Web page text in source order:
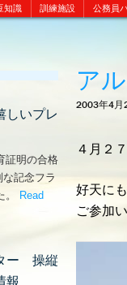
知識 訓練施設 公務員
ア
2003年4月
４月２
好天に
ご参加
しいプレ
証明の合格
記念フラ
。
Read
嬉しいプレゼント！’
ー 操縦
報